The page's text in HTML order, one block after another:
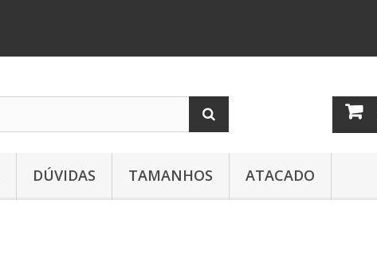
DÚVIDAS TAMANHOS ATACADO